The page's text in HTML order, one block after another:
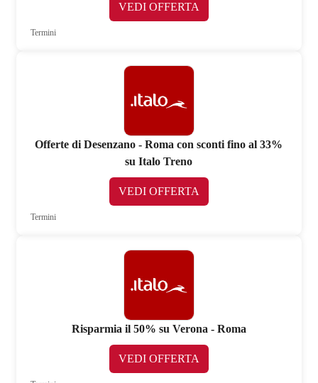
VEDI OFFERTA
Termini
Offerte di Desenzano - Roma con sconti fino al 33%
su Italo Treno
VEDI OFFERTA
Termini
Risparmia il 50% su Verona - Roma
VEDI OFFERTA